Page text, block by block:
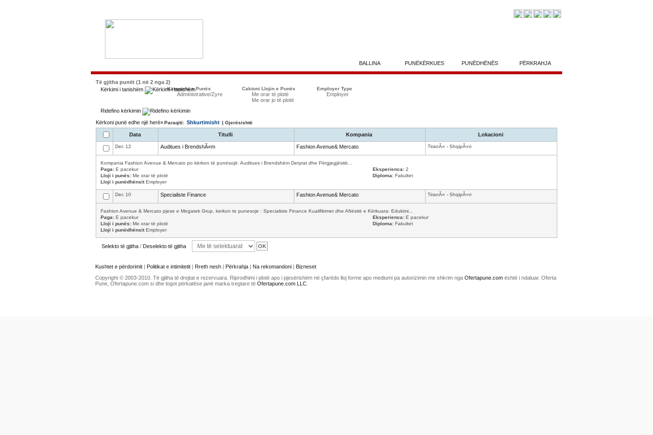
BALLINA PUNËKËRKUES PUNËDHËNËS PËRKRAHJA
Të gjitha punët (1 në 2 nga 2)
Kërkimi i tanishëm
Kategoria e Punës
Administrative/Zyre
Caktoni Llojin e Punës
Me orar të plotë
Me orar jo të plotë
Employer Type
Employer
Ridefino kërkimin
Kërkoni punë edhe një herë»Paraqiti: Shkurtimisht | Gjerësishtë
Data Titulli Kompania Lokacioni
Dec 12 Auditues i BrendshÃ«m Fashion Avenue& Mercato TiranÃ« - ShqipÃ«ri
Kompania Fashion Avenue & Mercato po kërkon të punësojë: Auditues i Brendshëm Detyrat dhe Përgjegjësitë...
Paga: E pacekur Eksperienca: 2
Lloji i punës: Me orar të plotë Diploma: Fakultet
Lloji i punëdhënsitEmployer
Dec 10 Specialiste Finance Fashion Avenue& Mercato TiranÃ« - ShqipÃ«ri
Fashion Avenue & Mercato pjese e Megatek Grup, kerkon te punesoje : Specialiste Finance Kualifikimet dhe Aftësitë e Kërkuara: Edukimi...
Paga: E pacekur Eksperienca: E pacekur
Lloji i punës: Me orar të plotë Diploma: Fakultet
Lloji i punëdhënsitEmployer
Selekto të gjitha / Deselekto të gjitha
Kushtet e përdorimit | Politikat e intimitetit | Rreth nesh | Përkrahja | Na rekomandoni | Bizneset
Copyright © 2003-2010. Të gjitha të drejtat e rezervuara. Riprodhimi i plotë apo i pjesërishëm në çfarëdo lloj forme apo mediumi pa autorizimin me shkrim nga Ofertapune.com është i ndaluar. Oferta
Pune, Ofertapune.com si dhe logot përkatëse janë marka tregtare të Ofertapune.com LLC